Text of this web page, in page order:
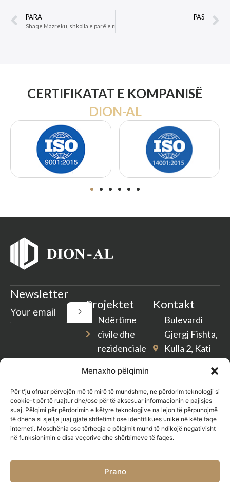
Menaxho pëlqimin
Për t'ju ofruar përvojën më të mirë të mundshme, ne përdorim teknologji si
cookie-t për të ruajtur dhe/ose për të aksesuar informacionin e pajisjes
suaj. Pëlqimi për përdorimin e këtyre teknologjive na lejon të përpunojmë
të dhëna si sjellja juaj gjatë shfletimit ose identifikues unikë në këtë faqe
interneti. Mosdhënia ose tërheqja e pëlqimit mund të ndikojë negativisht
në funksionimin e disa veçorive dhe shërbimeve të faqes.
Prano
PARA PAS
CERTIFIKATAT E KOMPANISË
DION-AL
Newsletter
Projektet
Ndërtime
civile dhe
rezidenciale
Rikonstruksione
Pastrim
Gjelbërim
Shërbim
Katering
Kontakt
Bulevardi
Gjergj Fishta,
Kulla 2, Kati
dion-
al@outlook.com
info@dion-